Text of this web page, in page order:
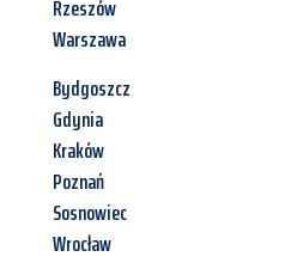
Rzeszów
Warszawa
Bydgoszcz
Gdynia
Kraków
Poznań
Sosnowiec
Wrocław